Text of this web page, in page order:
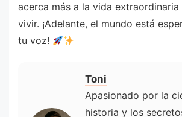
acerca más a la vida extraordinaria
vivir. ¡Adelante, el mundo está
tu voz!
Toni
Apasionado por la
historia y los